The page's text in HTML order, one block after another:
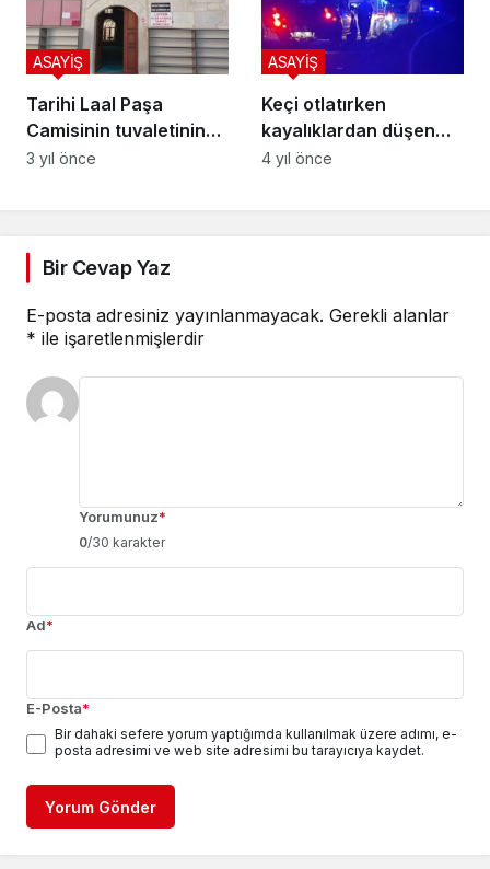
Tarihi Laal Paşa
Camisinin tuvaletinin
kapı, pencere ve
ASAYİŞ
3 yıl önce
Keçi otlatırken
kayalıklardan düşen
çocuk hayatını kaybetti
ASAYİŞ
4 yıl önce
Bir Cevap Yaz
E-posta adresiniz yayınlanmayacak. Gerekli alanlar
* ile işaretlenmişlerdir
Yorumunuz*
0/30 karakter
Ad*
E-Posta*
Bir dahaki sefere yorum yaptığımda kullanılmak üzere adımı, e-
posta adresimi ve web site adresimi bu tarayıcıya kaydet.
Yorum Gönder